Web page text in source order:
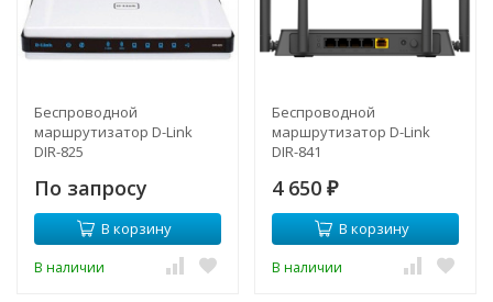
Беспроводной
маршрутизатор D-Link
DIR-825
По запросу
В корзину
В наличии
Беспроводной
маршрутизатор D-Link
DIR-841
4 650 ₽
В корзину
В наличии